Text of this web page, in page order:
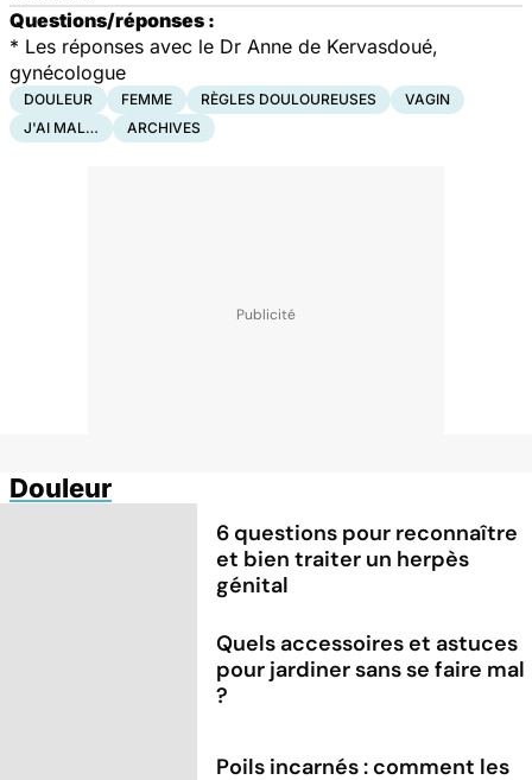
Questions/réponses :
* Les réponses avec le Dr Anne de Kervasdoué,
gynécologue
DOULEUR FEMME RÈGLES DOULOUREUSES
VAGIN
J'AI MAL…
ARCHIVES
Douleur
6 questions pour reconnaître
et bien traiter un herpès
génital
Quels accessoires et astuces
pour jardiner sans se faire mal
?
Poils incarnés : comment les